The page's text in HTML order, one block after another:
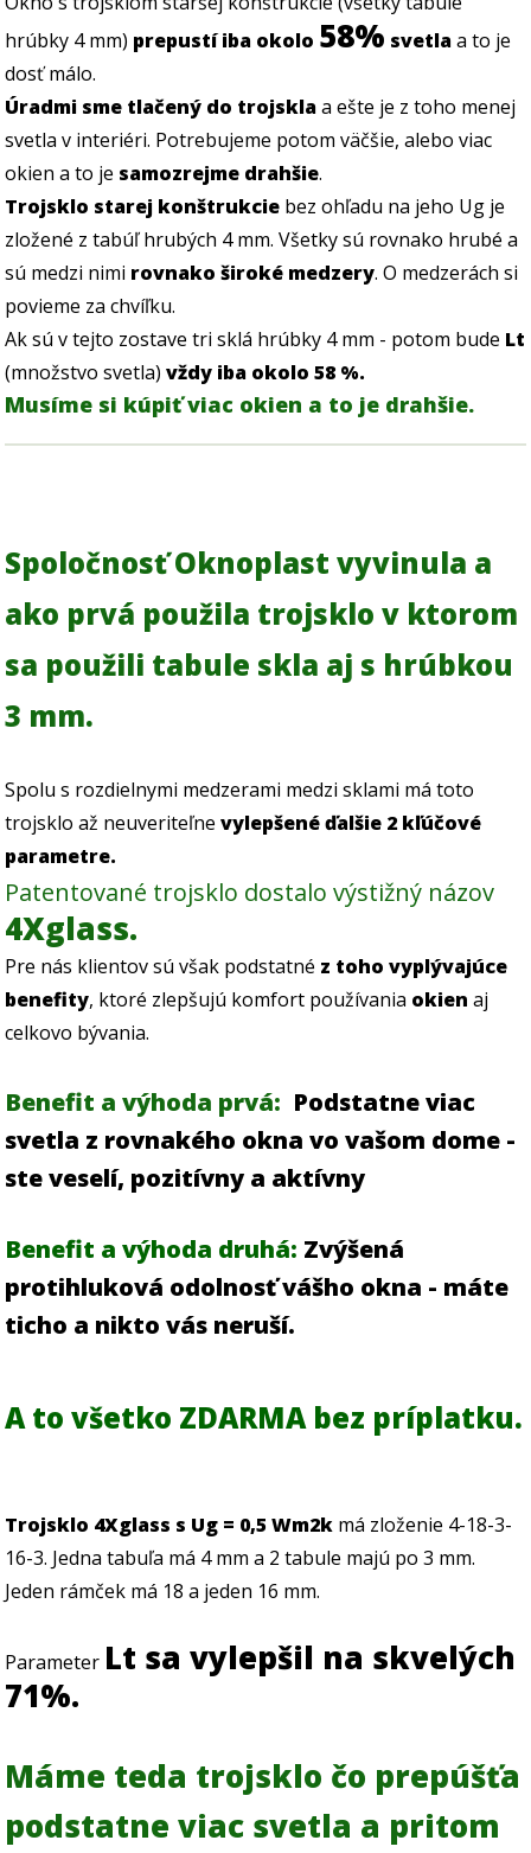
hrúbky 4 mm) prepustí iba okolo 58% svetlaa to je
dosť málo.
Úradmi sme tlačený do trojsklaa ešte je z toho menej
svetla v interiéri. Potrebujeme potom väčšie, alebo viac
okien a to je samozrejme drahšie.
Trojsklo starej konštrukcie bez ohľadu na jeho Ug je
zložené z tabúľ hrubých 4 mm. Všetky sú rovnako hrubé a
sú medzi nimi rovnako široké medzery. O medzerách si
povieme za chvíľku.
Ak sú v tejto zostave tri sklá hrúbky 4 mm - potom bude Lt
(množstvo svetla) vždy iba okolo 58 %.
Musíme si kúpiť viac okien a to je drahšie.
Spoločnosť Oknoplast vyvinula a
ako prvá použila trojsklo v ktorom
sa použili tabule skla aj s hrúbkou
3 mm.
Spolu s rozdielnymi medzerami medzi sklami má toto
trojsklo až neuveriteľnevylepšené ďalšie 2 kľúčové
parametre.
Patentované trojsklo dostalo výstižný názov
4Xglass.
Pre nás klientov sú však podstatné z toho vyplývajúce
benefity, ktoré zlepšujú komfort používania okien aj
celkovo bývania.
Benefit a výhoda prvá: Podstatne viac
svetla z rovnakého okna vo vašom dome -
ste veselí, pozitívny a aktívny
Benefit a výhoda druhá: Zvýšená
protihluková odolnosť vášho okna - máte
ticho a nikto vás neruší.
A to všetko ZDARMA bez príplatku.
Trojsklo 4Xglass s Ug = 0,5 Wm2k má zloženie 4-18-3-
16-3. Jedna tabuľa má 4 mm a 2 tabule majú po 3 mm.
Jeden rámček má 18 a jeden 16 mm.
Parameter Lt sa vylepšil na skvelých
71%.
Máme teda trojsklo čo prepúšťa
podstatne viac svetla a pritom